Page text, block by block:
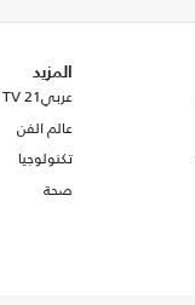
المزيد
عربي21 TV
عالم الفن
تكنولوجيا
صحة